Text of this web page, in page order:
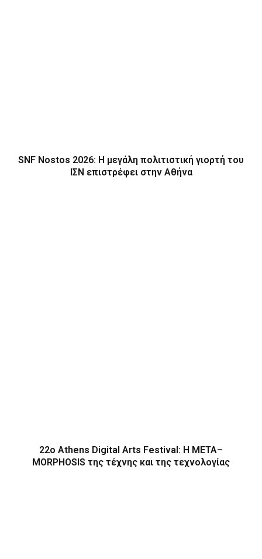
SNF Nostos 2026: Η μεγάλη πολιτιστική γιορτή του
ΙΣΝ επιστρέφει στην Αθήνα
22ο Athens Digital Arts Festival: Η ΜΕΤΑ–
MORPHOSIS της τέχνης και της τεχνολογίας